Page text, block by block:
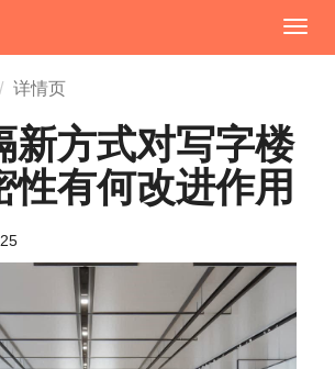
切
换
详情页
新方式对写字楼
性有何改进作用